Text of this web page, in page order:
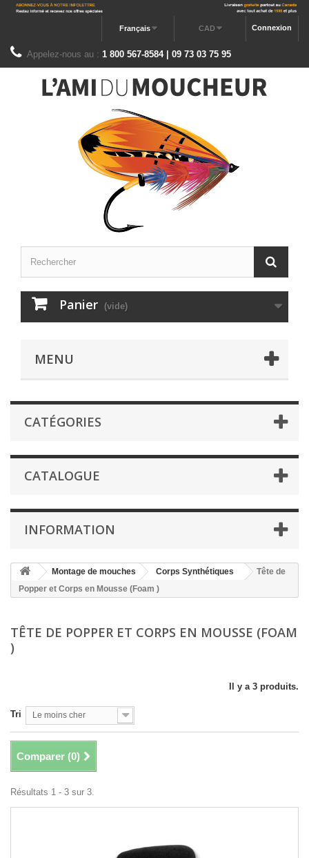
Connexion
CAD
Français
Appelez-nous au : 1 800 567-8584 | 09 73 03 75 95
Panier (vide)
MENU
CATÉGORIES
CATALOGUE
INFORMATION
Montage de mouches Corps Synthétiques
Tête de
Popper et Corps en Mousse (Foam )
TÊTE DE POPPER ET CORPS EN MOUSSE (FOAM
)
Il y a 3 produits.
Tri Le moins cher
Comparer (0)
Résultats 1 - 3 sur 3.